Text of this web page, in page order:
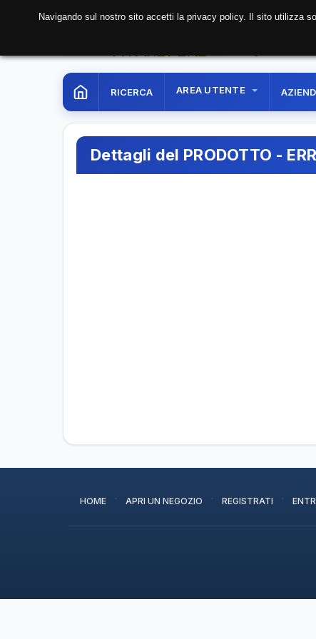
RICERCA AREA UTENTE
Dettagli del PRODOTTO -
HOME · APRI UN NEGOZIO · REGISTRATI ·
Navigando sul nostro sito accetti la privacy policy. Il sito utilizza